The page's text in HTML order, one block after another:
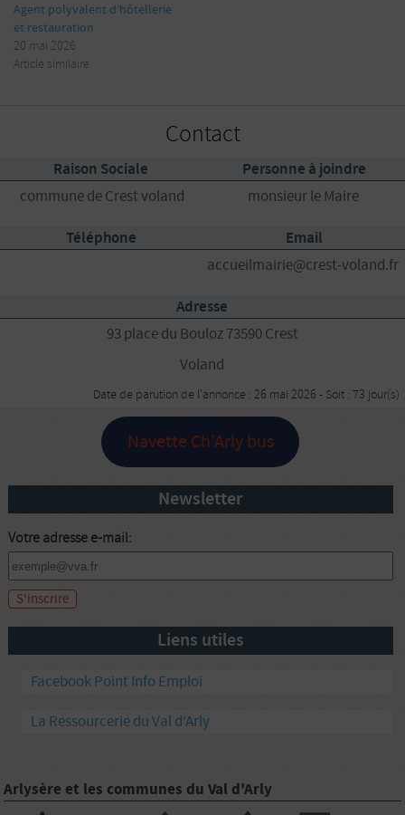
Agent polyvalent d’hôtellerie
et restauration
20 mai 2026
Article similaire
Contact
Raison Sociale Personne à joindre
commune de Crest voland monsieur le Maire
Téléphone Email
accueilmairie@crest-voland.fr
Adresse
93 place du Bouloz 73590 Crest
Voland
Date de parution de l'annonce : 26 mai 2026 - Soit : 73 jour(s)
Navette Ch'Arly bus
Newsletter
Votre adresse e-mail:
Liens utiles
Facebook Point Info Emploi
La Ressourcerie du Val d'Arly
Arlysère et les communes du Val d'Arly